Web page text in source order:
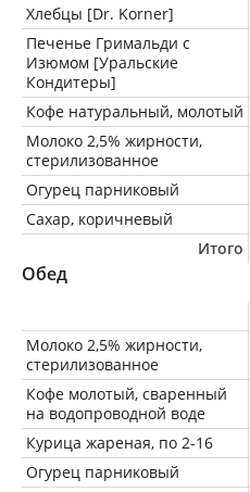
Хлебцы [Dr. Korner]
Печенье Гримальди с
Изюмом [Уральские
Кондитеры]
Кофе натуральный, молотый
Молоко 2,5% жирности,
стерилизованное
Огурец парниковый
Сахар, коричневый
Итого
Обед
Молоко 2,5% жирности,
стерилизованное
Кофе молотый, сваренный
на водопроводной воде
Курица жареная, по 2-16
Огурец парниковый